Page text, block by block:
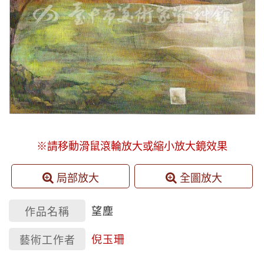
※請移動滑鼠滾輪放大或縮小放大鏡效果
局部放大 全圖放大
作品名稱 望塵
藝術工作者 倪玉珊